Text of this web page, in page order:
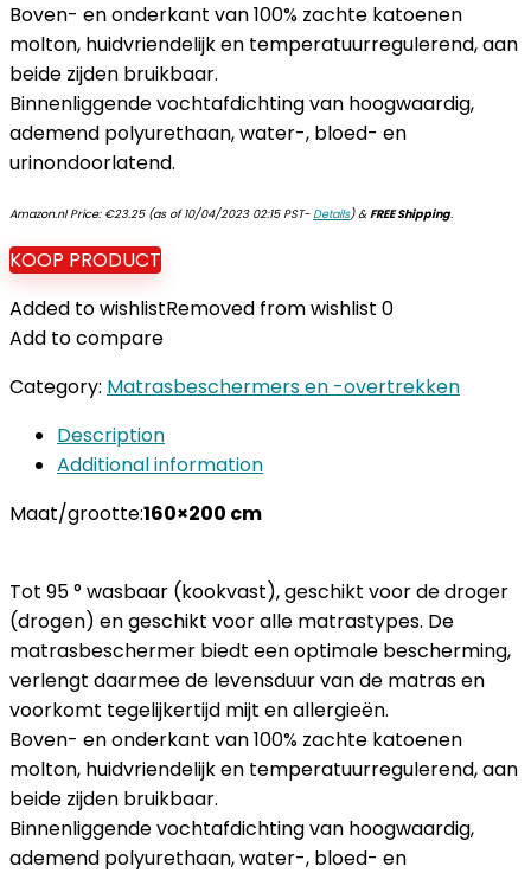
Boven- en onderkant van 100% zachte katoenen
molton, huidvriendelijk en temperatuurregulerend, aan
beide zijden bruikbaar.
Binnenliggende vochtafdichting van hoogwaardig,
ademend polyurethaan, water-, bloed- en
urinondoorlatend.
Amazon.nl Price: €23.25(as of 10/04/2023 02:15 PST-Details)&FREE Shipping.
KOOP PRODUCT
Added to wishlistRemoved from wishlist 0
Add to compare
Category: Matrasbeschermers en -overtrekken
Description
Additional information
Maat/grootte:160×200 cm
Tot 95 ° wasbaar (kookvast), geschikt voor de droger
(drogen) en geschikt voor alle matrastypes. De
matrasbeschermer biedt een optimale bescherming,
verlengt daarmee de levensduur van de matras en
voorkomt tegelijkertijd mijt en allergieën.
Boven- en onderkant van 100% zachte katoenen
molton, huidvriendelijk en temperatuurregulerend, aan
beide zijden bruikbaar.
Binnenliggende vochtafdichting van hoogwaardig,
ademend polyurethaan, water-, bloed- en